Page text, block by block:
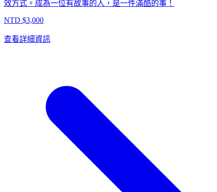
效方式。成為一位有故事的人，是一件滿酷的事！
NTD $3,000
查看詳細資訊